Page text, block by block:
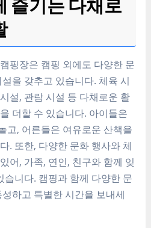
즐기는 다채로
핑장은 캠핑 외에도 다양한 문
을 갖추고 있습니다. 체육 시
설, 관람 시설 등 다채로운 활
더할 수 있습니다. 아이들은
고, 어른들은 여유로운 산책을
. 또한, 다양한 문화 행사와 체
어, 가족, 연인, 친구와 함께 잊
습니다. 캠핑과 함께 다양한 문
하고 특별한 시간을 보내세